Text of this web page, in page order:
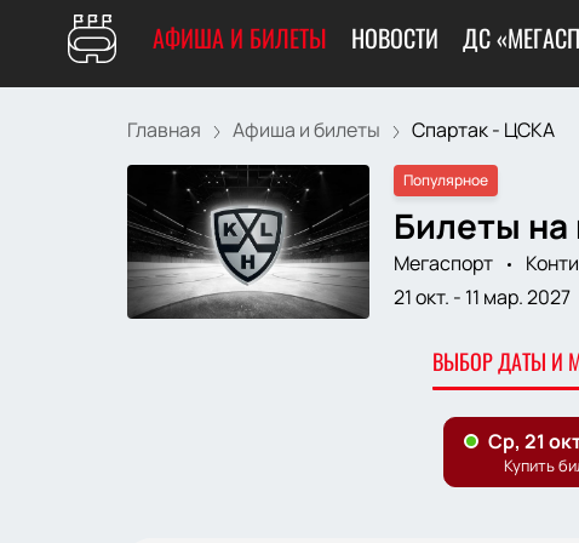
АФИША И БИЛЕТЫ НОВОСТИ ДС
Главная Афиша и билеты Спартак - ЦСКА
Популярное
Билеты
Мегаспорт
21 окт. - 11 мар. 2027
ВЫБОР ДАТЫ И